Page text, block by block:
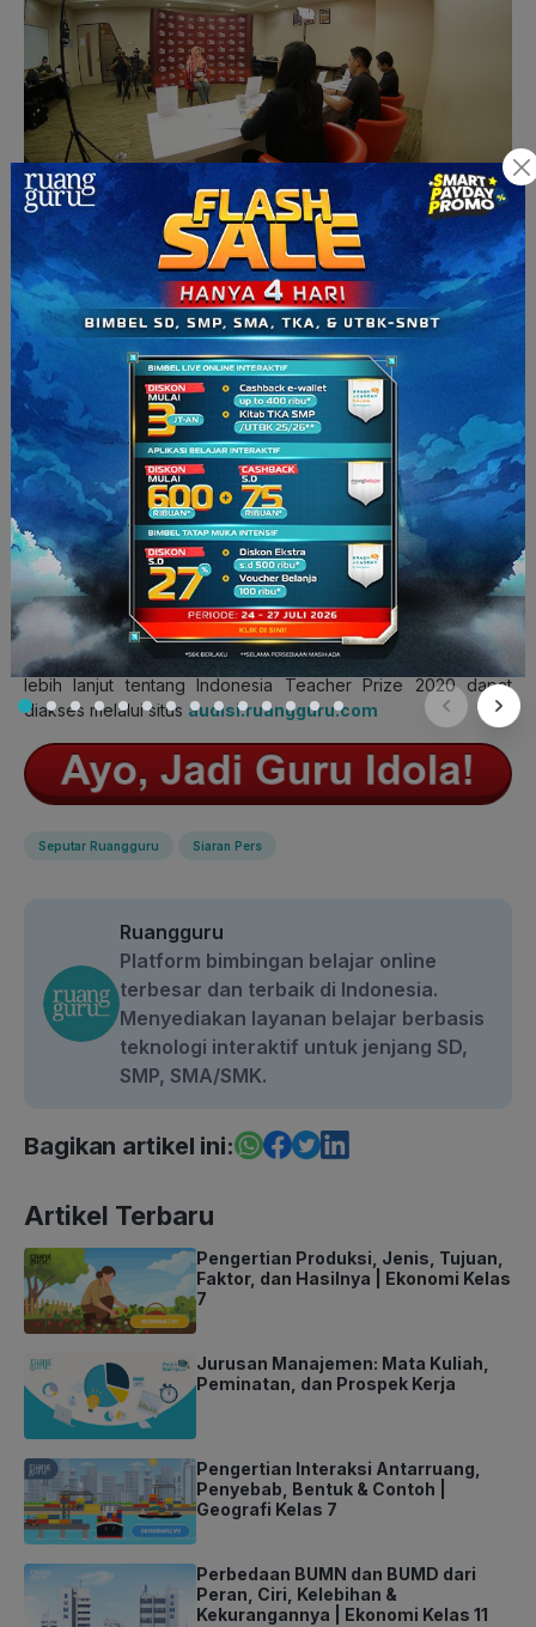
Salah satu proses penjurian peserta Indonesia Teacher Prize
2019
Yunina, guru asal Wonosobo, Jawa Tengah yang meraih juara
1 tingkat SD dan Best of The Best Teacher di ITP 2019,
menilai ITP sebagai pengalaman belajar yang sangat
berharga.
“Melalui ajang Indonesia Teacher Prize ini, kami diasah dalam
menyajikan materi belajar dengan durasi yang efektif. Saya
belajar dalam mengkolaborasikan kemampuan mengajar,
public speaking, dan teknologi, serta dilatih mengemas
konten yang menarik” ucap Yunina.
Audisi ITP 2020 dibuka sampai tanggal 14 Maret 2020 dan
para pengajar dapat mendaftar untuk audisi secara online
maupun audisi datang langsung di salah satu dari 13 cabang
Brain Academy by Ruangguru di seluruh Indonesia. Informasi
lebih lanjut tentang Indonesia Teacher Prize 2020 dapat
diakses melalui situs audisi.ruangguru.com
Seputar Ruangguru Siaran Pers
Ruangguru
Platform bimbingan belajar online
terbesar dan terbaik di Indonesia.
Menyediakan layanan belajar berbasis
teknologi interaktif untuk jenjang SD,
SMP, SMA/SMK.
Bagikan artikel ini:
Artikel Terbaru
Pengertian Produksi, Jenis, Tujuan,
Faktor, dan Hasilnya | Ekonomi Kelas
7
Jurusan Manajemen: Mata Kuliah,
Peminatan, dan Prospek Kerja
Pengertian Interaksi Antarruang,
Penyebab, Bentuk & Contoh |
Geografi Kelas 7
Perbedaan BUMN dan BUMD dari
Peran, Ciri, Kelebihan &
Kekurangannya | Ekonomi Kelas 11